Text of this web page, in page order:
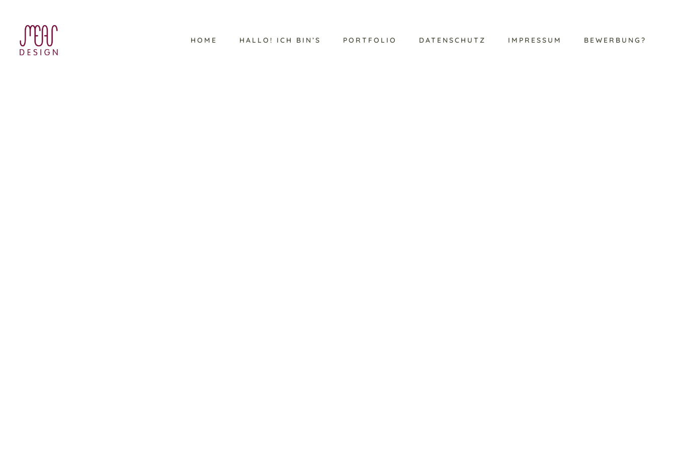
HOME HALLO! ICH BIN’S PORTFOLIO DATENSCHUTZ IMPRESSUM BEWERBUNG?
Halloween Illustrationen